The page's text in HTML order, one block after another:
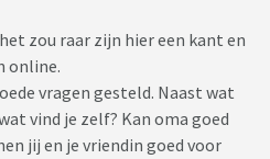
zou raar zijn hier een kant en
online.
vragen gesteld. Naast wat
vind je zelf? Kan oma goed
jij en je vriendin goed voor